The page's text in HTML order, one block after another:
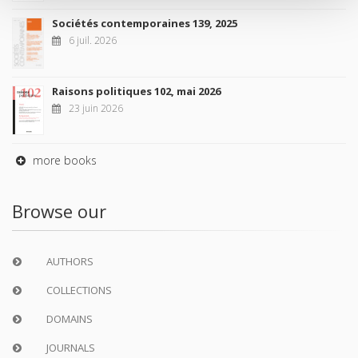
Sociétés contemporaines 139, 2025
6 juil. 2026
Raisons politiques 102, mai 2026
23 juin 2026
more books
Browse our
AUTHORS
COLLECTIONS
DOMAINS
JOURNALS